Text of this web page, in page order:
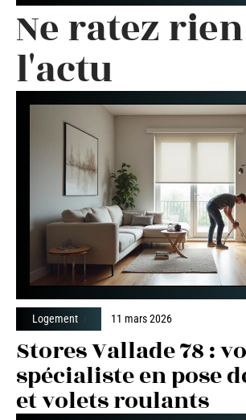
Ne ratez
l'actu
Logement 11 mars 2026
Stores Vallade 78 :
spécialiste en pose
et volets roulants